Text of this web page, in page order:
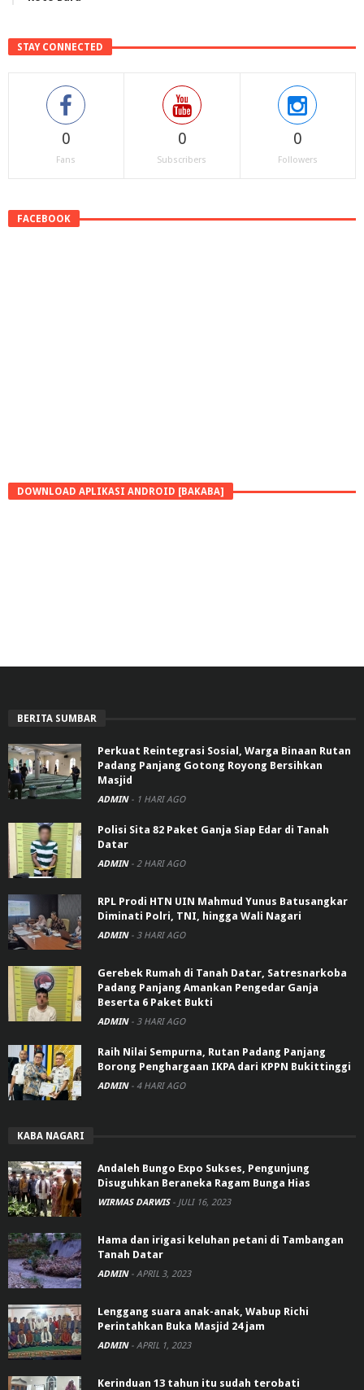
STAY CONNECTED
0
Fans
0
Subscribers
0
Followers
FACEBOOK
DOWNLOAD APLIKASI ANDROID [BAKABA]
BERITA SUMBAR
Perkuat Reintegrasi Sosial, Warga Binaan Rutan
Padang Panjang Gotong Royong Bersihkan
Masjid
ADMIN - 1 HARI AGO
Polisi Sita 82 Paket Ganja Siap Edar di Tanah
Datar
ADMIN - 2 HARI AGO
RPL Prodi HTN UIN Mahmud Yunus Batusangkar
Diminati Polri, TNI, hingga Wali Nagari
ADMIN - 3 HARI AGO
Gerebek Rumah di Tanah Datar, Satresnarkoba
Padang Panjang Amankan Pengedar Ganja
Beserta 6 Paket Bukti
ADMIN - 3 HARI AGO
Raih Nilai Sempurna, Rutan Padang Panjang
Borong Penghargaan IKPA dari KPPN Bukittinggi
ADMIN - 4 HARI AGO
KABA NAGARI
Andaleh Bungo Expo Sukses, Pengunjung
Disuguhkan Beraneka Ragam Bunga Hias
WIRMAS DARWIS - JULI 16, 2023
Hama dan irigasi keluhan petani di Tambangan
Tanah Datar
ADMIN - APRIL 3, 2023
Lenggang suara anak-anak, Wabup Richi
Perintahkan Buka Masjid 24 jam
ADMIN - APRIL 1, 2023
Kerinduan 13 tahun itu sudah terobati